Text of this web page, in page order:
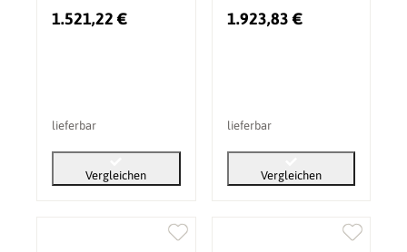
1.521,22 €
lieferbar
Vergleichen
1.923,83 €
lieferbar
Vergleichen